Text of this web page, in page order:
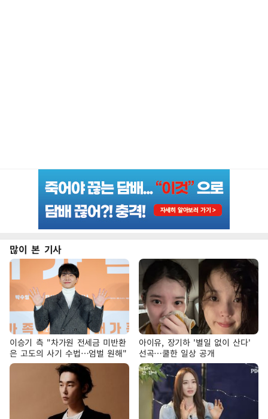
많이 본 기사
이승기 측 "차가원 전세금 미반환
은 고도의 사기 수법…엄벌 원해"
아이유, 장기하 '별일 없이 산다'
선곡…쿨한 일상 공개